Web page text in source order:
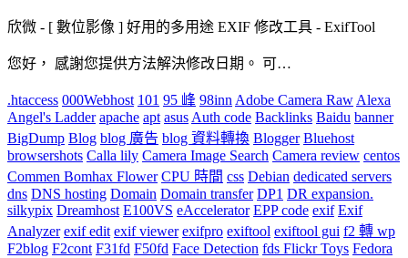
欣微 - [ 數位影像 ] 好用的多用途 EXIF 修改工具 - ExifTool
您好， 感謝您提供方法解決修改日期。 可…
.htaccess 000Webhost 101 95 峰 98innAdobe Camera RawAlexa
Angel's Ladder apache apt asusAuth code Backlinks Baidu banner
BigDump Blog blog 廣告 blog 資料轉換 Blogger Bluehost
browsershots Calla lily Camera Image Search Camera review centos
Commen Bomhax Flower CPU 時間 css Debian dedicated servers
dns DNS hosting Domain Domain transfer DP1 DR expansion.
silkypix Dreamhost E100VS eAccelerator EPP code exif Exif
Analyzer exif edit exif viewer exifpro exiftool exiftool gui f2 轉 wp
F2blog F2cont F31fd F50fd Face Detection fds Flickr Toys Fedora